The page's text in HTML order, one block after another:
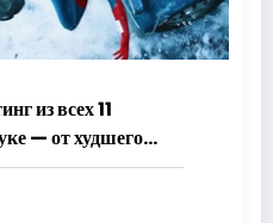
из всех 11
— от худшего